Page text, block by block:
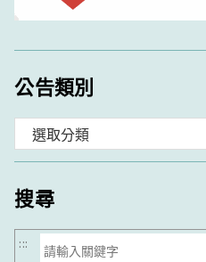
公告類別
類
搜尋
搜
:::